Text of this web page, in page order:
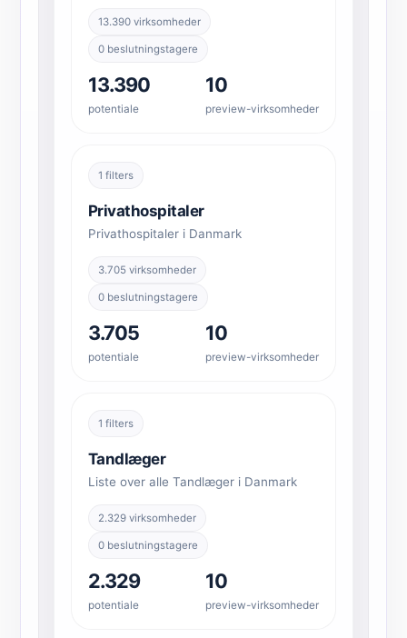
13.390 virksomheder
0 beslutningstagere
13.390
potentiale
10
preview-virksomheder
1 filters
Privathospitaler
Privathospitaler i Danmark
3.705 virksomheder
0 beslutningstagere
3.705
potentiale
10
preview-virksomheder
1 filters
Tandlæger
Liste over alle Tandlæger i Danmark
2.329 virksomheder
0 beslutningstagere
2.329
potentiale
10
preview-virksomheder